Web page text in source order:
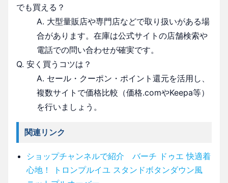
でも買える？
A. 大型量販店や専門店などで取り扱いがある場
合があります。在庫は公式サイトの店舗検索や
電話での問い合わせが確実です。
Q. 安く買うコツは？
A. セール・クーポン・ポイント還元を活用し、
複数サイトで価格比較（価格.comやKeepa等）
を行いましょう。
関連リンク
ショップチャンネルで紹介 バーチ ドゥエ 快適着
心地！ トロンプルイユ スタンドボタンダウン風